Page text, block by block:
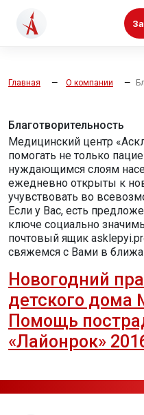
Главная О компании
Благотворительность
Медицинский центр
помогать не только
нуждающимся слоям
ежедневно открыты к
учувствовать во
Если у Вас, есть
ключе социально
почтовый ящик
свяжемся с Вами в
Новогодний
детского дома
Помощь
«Лайонрок»